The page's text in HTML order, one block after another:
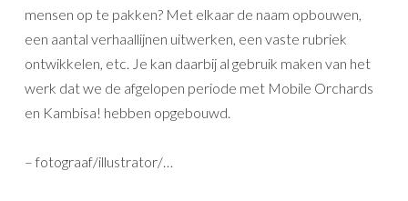
mensen op te pakken? Met elkaar de naam opbouwen,
een aantal verhaallijnen uitwerken, een vaste rubriek
ontwikkelen, etc. Je kan daarbij al gebruik maken van het
werk dat we de afgelopen periode met Mobile Orchards
en Kambisa! hebben opgebouwd.
– fotograaf/illustrator/…